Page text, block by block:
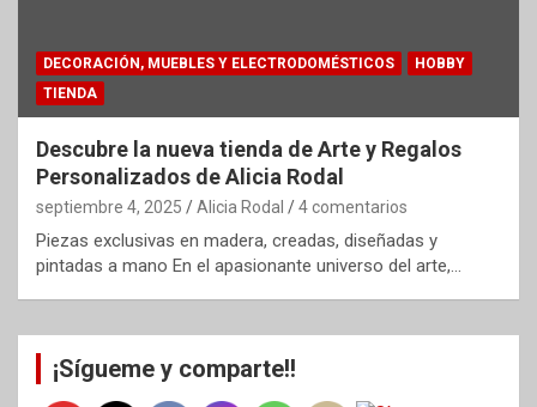
DECORACIÓN, MUEBLES Y ELECTRODOMÉSTICOS
HOBBY
TIENDA
Descubre la nueva tienda de Arte y Regalos
Personalizados de Alicia Rodal
septiembre 4, 2025 Alicia Rodal 4 comentarios
Piezas exclusivas en madera, creadas, diseñadas y
pintadas a mano En el apasionante universo del arte,…
¡Sígueme y comparte!!